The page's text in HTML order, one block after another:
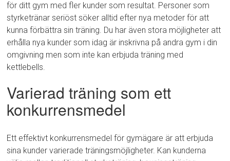
för ditt gym med fler kunder som resultat. Personer som
styrketränar seriöst söker alltid efter nya metoder för att
kunna förbättra sin träning. Du har även stora möjligheter att
erhålla nya kunder som idag är inskrivna på andra gym i din
omgivning men som inte kan erbjuda träning med
kettlebells.
Varierad träning som ett
konkurrensmedel
Ett effektivt konkurrensmedel för gymägare är att erbjuda
sina kunder varierade träningsmöjligheter. Kan kunderna